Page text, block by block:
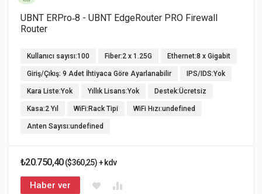
UBNT ERPro‑8 - UBNT EdgeRouter PRO Firewall
Router
Kullanıcı sayısı:100 Fiber:2 x 1.25G Ethernet:8 x Gigabit
Giriş/Çıkış: 9 Adet İhtiyaca Göre Ayarlanabilir IPS/IDS:Yok
Kara Liste:Yok Yıllık Lisans:Yok Destek:Ücretsiz
Kasa:2 Yıl WiFi:Rack Tipi WiFi Hızı:undefined
Anten Sayısı:undefined
₺20.750,40($360,25) + kdv
Haber ver